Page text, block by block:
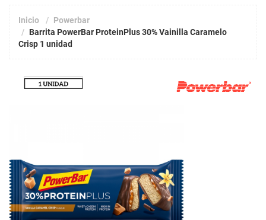
Inicio
Powerbar
Barrita PowerBar ProteinPlus 30% Vainilla Caramelo
Crisp 1 unidad